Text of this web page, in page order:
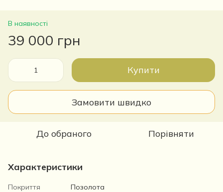
В наявності
39 000 грн
Купити
Замовити швидко
До обраного Порівняти
Характеристики
Покриття
Позолота